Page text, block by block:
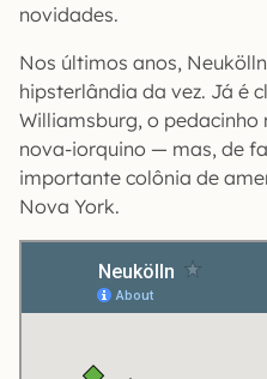
novidades.
Nos últimos anos,
hipsterlândia da vez. Já é
Williamsburg, o
nova-iorquino — mas, de
importante colônia de
Nova York.